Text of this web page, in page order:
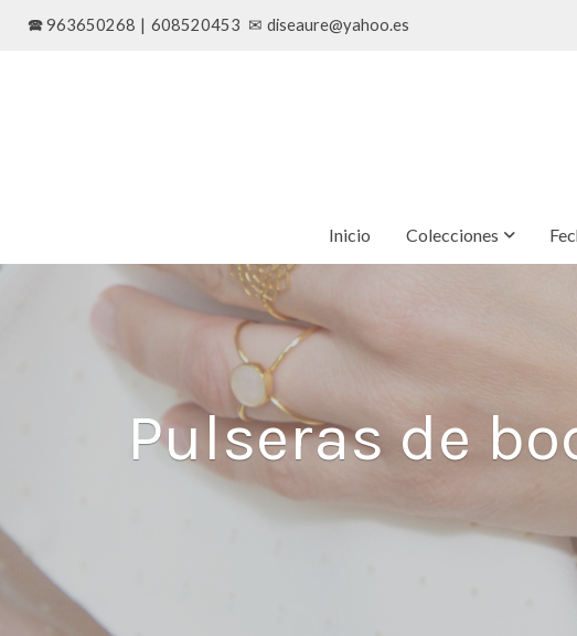
🕿 963650268 | 608520453 ✉ diseaure@yahoo.es
Inicio Colecciones
Pulseras de